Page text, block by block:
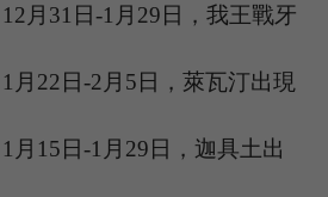
12 月 31 日-1 月 29 日，我王戰牙
1 月 22 日-2 月 5 日，萊瓦汀出現
月 15 日-1 月 29 日，迦具土出